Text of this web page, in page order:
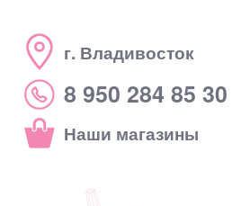
г. Владивосток
8 950 284 85 30
Наши магазины